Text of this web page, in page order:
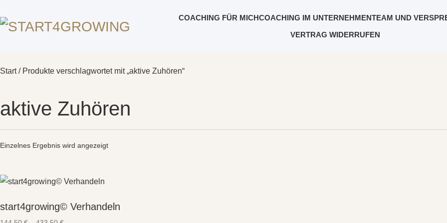
COACHING FÜR MICHCOACHING IM UNTERNEHMENTEAM UND
VERTRAG WIDERRUFEN
Start/ Produkte verschlagwortet mit „aktive Zuhören“
aktive Zuhören
Einzelnes Ergebnis wird angezeigt
start4growing© Verhandeln